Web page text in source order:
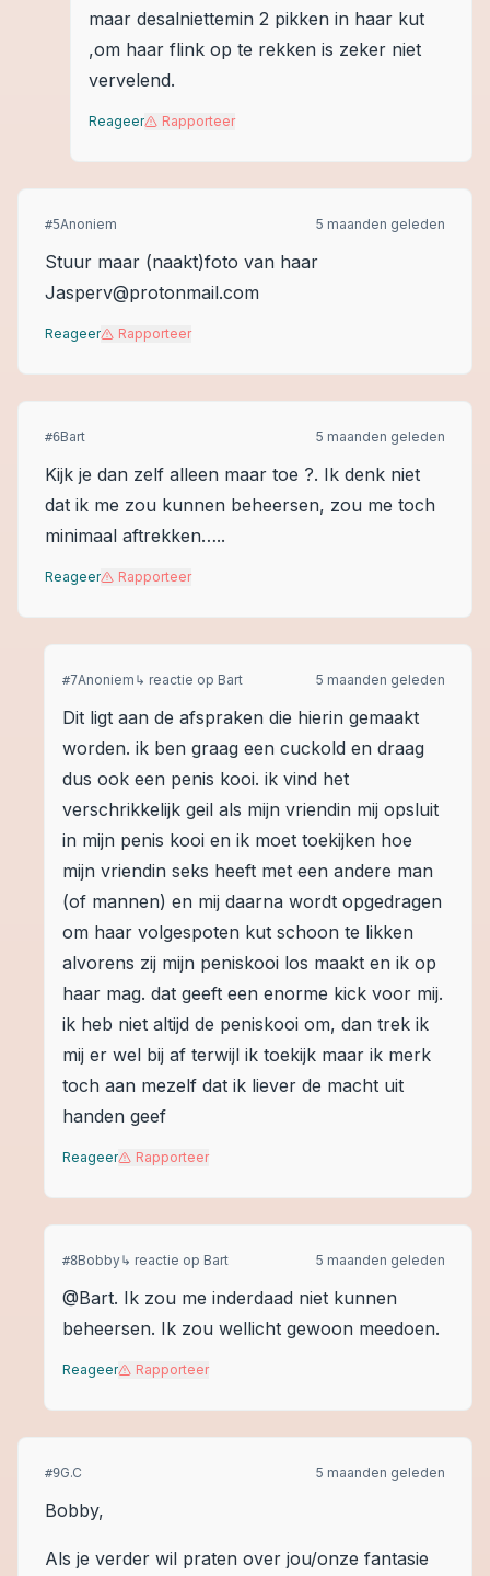
maar desalniettemin 2 pikken in haar kut
,om haar flink op te rekken is zeker niet
vervelend.
Reageer Rapporteer
#5Anoniem 5 maanden geleden
Stuur maar (naakt)foto van haar
Jasperv@protonmail.com
Reageer Rapporteer
#6Bart 5 maanden geleden
Kijk je dan zelf alleen maar toe ?. Ik denk niet
dat ik me zou kunnen beheersen, zou me toch
minimaal aftrekken…..
Reageer Rapporteer
#7Anoniem ↳ reactie op Bart 5 maanden geleden
Dit ligt aan de afspraken die hierin gemaakt
worden. ik ben graag een cuckold en draag
dus ook een penis kooi. ik vind het
verschrikkelijk geil als mijn vriendin mij opsluit
in mijn penis kooi en ik moet toekijken hoe
mijn vriendin seks heeft met een andere man
(of mannen) en mij daarna wordt opgedragen
om haar volgespoten kut schoon te likken
alvorens zij mijn peniskooi los maakt en ik op
haar mag. dat geeft een enorme kick voor mij.
ik heb niet altijd de peniskooi om, dan trek ik
mij er wel bij af terwijl ik toekijk maar ik merk
toch aan mezelf dat ik liever de macht uit
handen geef
Reageer Rapporteer
#8Bobby↳ reactie op Bart 5 maanden geleden
@Bart. Ik zou me inderdaad niet kunnen
beheersen. Ik zou wellicht gewoon meedoen.
Reageer Rapporteer
#9G.C 5 maanden geleden
Bobby,
Als je verder wil praten over jou/onze fantasie